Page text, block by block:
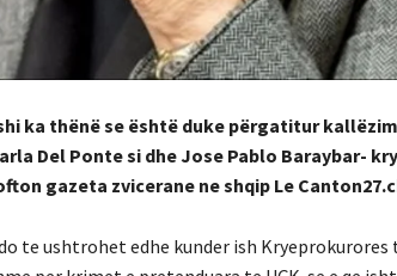
ka thënë se është duke përgatitur
Del Ponte si dhe Jose Pablo Baraybar-
gazeta zvicerane ne shqip Le
te ushtrohet edhe kunder ish